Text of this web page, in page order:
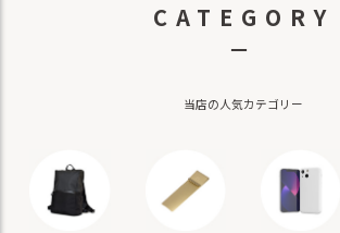
CATEGORY
－
当店の人気カテゴリー